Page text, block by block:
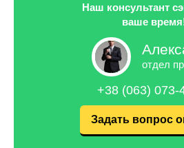
Наш консультант
ваше
отдел
+38 (063) 073-
Задать вопрос